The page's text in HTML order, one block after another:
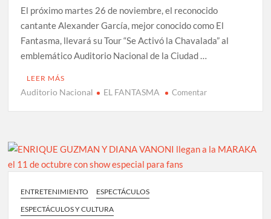
para
adultos
en
El próximo martes 26 de noviembre, el reconocido
cantante Alexander García, mejor conocido como El
Fantasma, llevará su Tour “Se Activó la Chavalada” al
emblemático Auditorio Nacional de la Ciudad …
LEER MÁS
Auditorio Nacional EL FANTASMA Comentaren
al
Nacional
ENTRETENIMIENTO
ESPECTÁCULOS
ESPECTÁCULOS Y CULTURA